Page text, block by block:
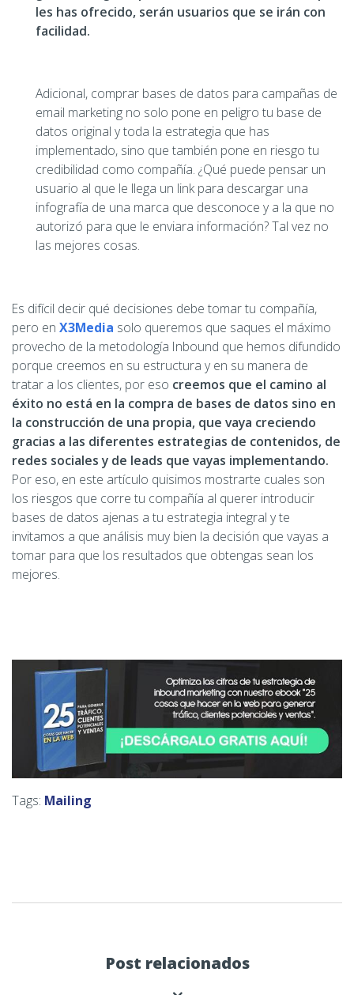
les has ofrecido, serán usuarios que se irán con
facilidad.
Adicional, comprar bases de datos para campañas de
email marketing no solo pone en peligro tu base de
datos original y toda la estrategia que has
implementado, sino que también pone en riesgo tu
credibilidad como compañía. ¿Qué puede pensar un
usuario al que le llega un link para descargar una
infografía de una marca que desconoce y a la que no
autorizó para que le enviara información? Tal vez no
las mejores cosas.
Es difícil decir qué decisiones debe tomar tu compañía,
pero en X3Media solo queremos que saques el máximo
provecho de la metodología Inbound que hemos difundido
porque creemos en su estructura y en su manera de
tratar a los clientes, por eso creemos que el camino al
éxito no está en la compra de bases de datos sino en
la construcción de una propia, que vaya creciendo
gracias a las diferentes estrategias de contenidos, de
redes sociales y de leads que vayas implementando.
Por eso, en este artículo quisimos mostrarte cuales son
los riesgos que corre tu compañía al querer introducir
bases de datos ajenas a tu estrategia integral y te
invitamos a que análisis muy bien la decisión que vayas a
tomar para que los resultados que obtengas sean los
mejores.
Tags: Mailing
Post relacionados